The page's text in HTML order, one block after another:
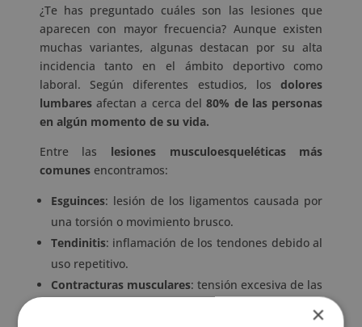
¿Te has preguntado cuáles son las lesiones que
aparecen con mayor frecuencia? Aunque existen
muchas variantes, algunas destacan por su alta
incidencia tanto en el ámbito deportivo como
laboral. Según diferentes estudios, losdolores
lumbaresafectan a cerca del80% de las personas
en algún momento de su vida.
Entre las lesiones musculoesqueléticas más
comunesencontramos:
Esguinces: lesión de los ligamentos causada por
una torsión o movimiento brusco.
Tendinitis: inflamación de los tendones debido al
uso repetitivo.
Contracturas musculares: tensión excesiva de las
×